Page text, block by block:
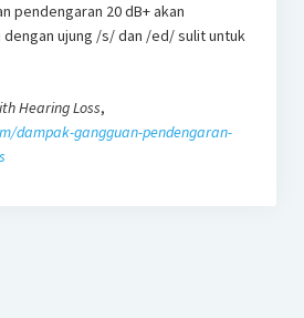
pendengaran 20 dB+ akan
dengan ujung /s/ dan /ed/ sulit untuk
Hearing Loss,
dampak-gangguan-pendengaran-